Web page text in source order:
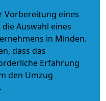
Vorbereitung eines
Auswahl eines
in Minden.
dass das
Erfahrung
den Umzug